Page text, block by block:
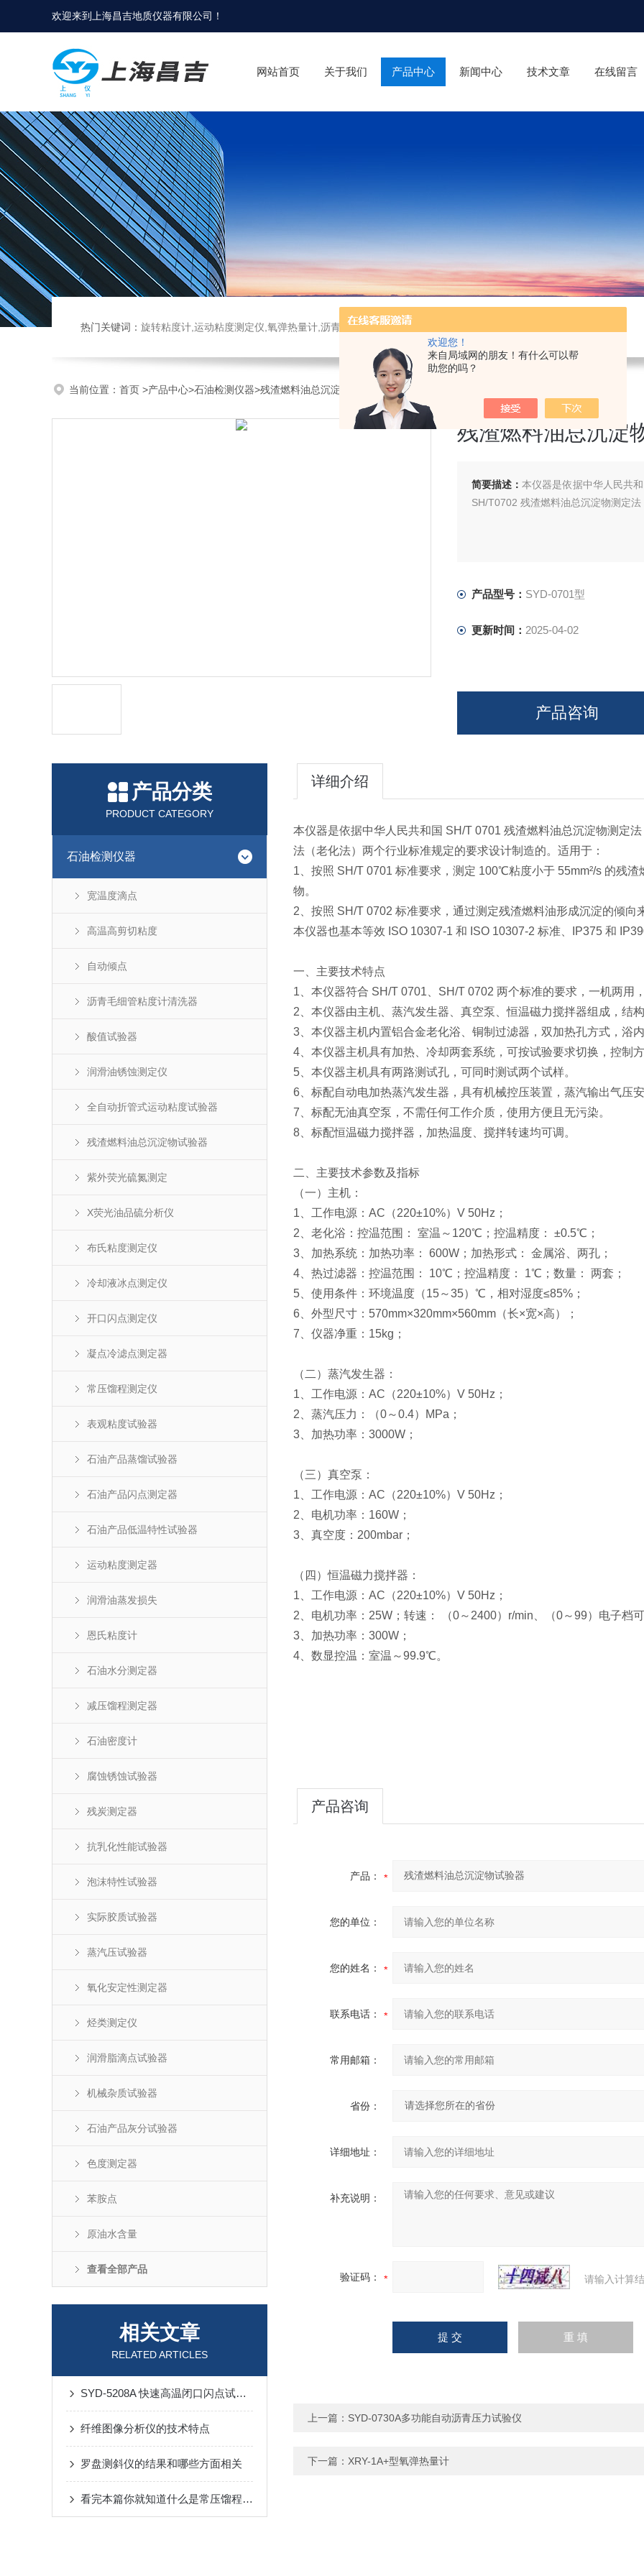
欢迎您！
来自局域网的朋友！有什么可以帮
助您的吗？
欢迎来到 上海昌吉地质仪器有限公司 ！
网站首页 关于我们 产品中心 新闻中心 技术文章 在线留言
热门关键词： 旋转粘度计,运动粘度测定仪,氧弹热量计,沥青针入度试验仪,沥青延伸度试验仪,沥青软化点试验仪,测斜仪
当前位置： 首页 >产品中心>石油检测仪器>残渣燃料油总沉淀物试验器>SYD-0701型残渣燃料油总沉淀物试验器
残渣燃料油总沉淀
简要描述：本仪器是依据中华人民共
SH/T0702 残渣燃料油总沉淀物测定
产品型号： SYD-0701型
更新时间： 2025-04-02
产品咨询
产品分类
PRODUCT CATEGORY
石油检测仪器
宽温度滴点
高温高剪切粘度
自动倾点
沥青毛细管粘度计清洗器
酸值试验器
润滑油锈蚀测定仪
全自动折管式运动粘度试验器
残渣燃料油总沉淀物试验器
紫外荧光硫氮测定
X荧光油品硫分析仪
布氏粘度测定仪
冷却液冰点测定仪
开口闪点测定仪
凝点冷滤点测定器
常压馏程测定仪
表观粘度试验器
石油产品蒸馏试验器
石油产品闪点测定器
石油产品低温特性试验器
运动粘度测定器
润滑油蒸发损失
恩氏粘度计
石油水分测定器
减压馏程测定器
石油密度计
腐蚀锈蚀试验器
残炭测定器
抗乳化性能试验器
泡沫特性试验器
实际胶质试验器
蒸汽压试验器
氧化安定性测定器
烃类测定仪
润滑脂滴点试验器
机械杂质试验器
石油产品灰分试验器
色度测定器
苯胺点
原油水含量
查看全部产品
相关文章
RELATED ARTICLES
SYD-5208A 快速高温闭口闪点试验器装箱单
纤维图像分析仪的技术特点
罗盘测斜仪的结果和哪些方面相关
看完本篇你就知道什么是常压馏程测定仪了
详细介绍
本仪器是依据中华人民共和国 SH/T 0701 残渣燃料油总沉淀物测定
法（老化法）两个行业标准规定的要求设计制造的。适用于：
1、按照 SH/T 0701 标准要求，测定 100℃粘度小于 55mm²/s 的残
物。
2、按照 SH/T 0702 标准要求，通过测定残渣燃料油形成沉淀的倾
本仪器也基本等效 ISO 10307-1 和 ISO 10307-2 标准、IP375 和
一、主要技术特点
1、本仪器符合 SH/T 0701、SH/T 0702 两个标准的要求，一机两用
2、本仪器由主机、蒸汽发生器、真空泵、恒温磁力搅拌器组成，结
3、本仪器主机内置铝合金老化浴、铜制过滤器，双加热孔方式，浴
4、本仪器主机具有加热、冷却两套系统，可按试验要求切换，控制
5、本仪器主机具有两路测试孔，可同时测试两个试样。
6、标配自动电加热蒸汽发生器，具有机械控压装置，蒸汽输出气压
7、标配无油真空泵，不需任何工作介质，使用方便且无污染。
8、标配恒温磁力搅拌器，加热温度、搅拌转速均可调。
二、主要技术参数及指标
（一）主机：
1、工作电源：AC（220±10%）V 50Hz；
2、老化浴：控温范围： 室温～120℃；控温精度： ±0.5℃；
3、加热系统：加热功率： 600W；加热形式： 金属浴、两孔；
4、热过滤器：控温范围： 10℃；控温精度： 1℃；数量： 两套；
5、使用条件：环境温度（15～35）℃，相对湿度≤85%；
6、外型尺寸：570mm×320mm×560mm（长×宽×高）；
7、仪器净重：15kg；
（二）蒸汽发生器：
1、工作电源：AC（220±10%）V 50Hz；
2、蒸汽压力：（0～0.4）MPa；
3、加热功率：3000W；
（三）真空泵：
1、工作电源：AC（220±10%）V 50Hz；
2、电机功率：160W；
3、真空度：200mbar；
（四）恒温磁力搅拌器：
1、工作电源：AC（220±10%）V 50Hz；
2、电机功率：25W；转速： （0～2400）r/min、（0～99）电子档
3、加热功率：300W；
4、数显控温：室温～99.9℃。
产品咨询
产品：
您的单位：
您的姓名：
联系电话：
常用邮箱：
省份：
详细地址：
补充说明：
验证码： 请输入计算
上一篇： SYD-0730A多功能自动沥青压力试验仪
下一篇： XRY-1A+型氧弹热量计